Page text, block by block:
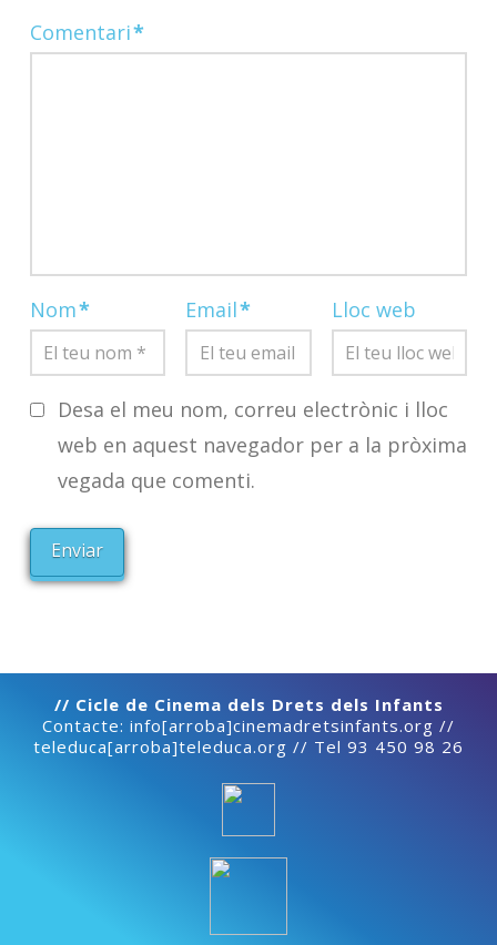
Comentari*
Nom* Email* Lloc web
Desa el meu nom, correu electrònic i lloc
web en aquest navegador per a la pròxima
vegada que comenti.
// Cicle de Cinema dels Drets dels Infants
Contacte: info[arroba]cinemadretsinfants.org //
teleduca[arroba]teleduca.org // Tel 93 450 98 26